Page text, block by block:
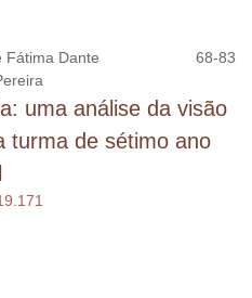
Fátima Dante
68-83
uma análise da visão
turma de sétimo ano